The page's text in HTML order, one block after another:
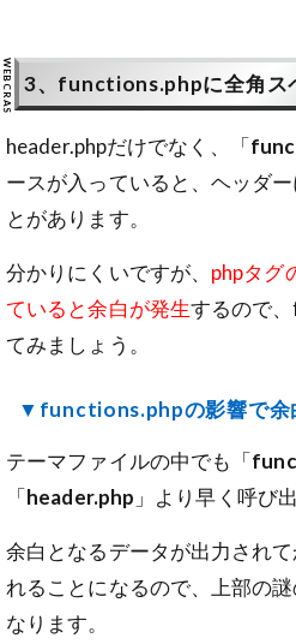
3、functions.phpに全角ス
header.phpだけでなく、「
ースが入っていると、ヘッダ
とがあります。
分かりにくいですが、 phpタグ
ていると余白が発生するので
てみましょう。
▼functions.phpの影響で余
テーマファイルの中でも「
「header.php 」より早く呼び
余白となるデータが出力され
れることになるので、上部の
なります。